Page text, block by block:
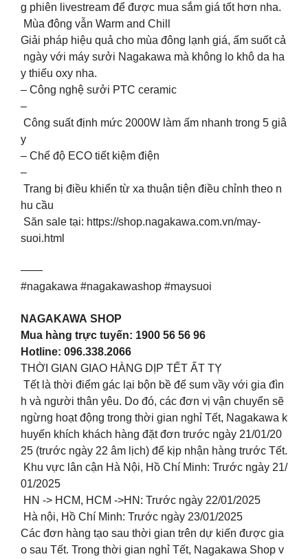
g phiên livestream để được mua sắm giá tốt hơn nha.
Mùa đông vẫn Warm and Chill
Giải pháp hiệu quả cho mùa đông lạnh giá, ấm suốt cả
ngày với máy sưởi Nagakawa mà không lo khô da ha
y thiếu oxy nha.
– Công nghệ sưởi PTC ceramic
–
Công suất định mức 2000W làm ấm nhanh trong 5 giâ
y
– Chế độ ECO tiết kiệm điện
–
Trang bị điều khiển từ xa thuận tiện điều chỉnh theo n
hu cầu
Săn sale tại: https://shop.nagakawa.com.vn/may-
suoi.html
——
#nagakawa #nagakawashop #maysuoi
NAGAKAWA SHOP
Mua hàng trực tuyến: 1900 56 56 96
Hotline: 096.338.2066
THỜI GIAN GIAO HÀNG DỊP TẾT ẤT TỴ
Tết là thời điểm gác lại bộn bề để sum vầy với gia đìn
h và người thân yêu. Do đó, các đơn vị vận chuyển sẽ
ngừng hoạt động trong thời gian nghỉ Tết, Nagakawa k
huyến khích khách hàng đặt đơn trước ngày 21/01/20
25 (trước ngày 22 âm lịch) để kịp nhận hàng trước Tết.
Khu vực lân cận Hà Nội, Hồ Chí Minh: Trước ngày 21/
01/2025
HN -> HCM, HCM ->HN: Trước ngày 22/01/2025
Hà nội, Hồ Chí Minh: Trước ngày 23/01/2025
Các đơn hàng tạo sau thời gian trên dự kiến được gia
o sau Tết. Trong thời gian nghỉ Tết, Nagakawa Shop v